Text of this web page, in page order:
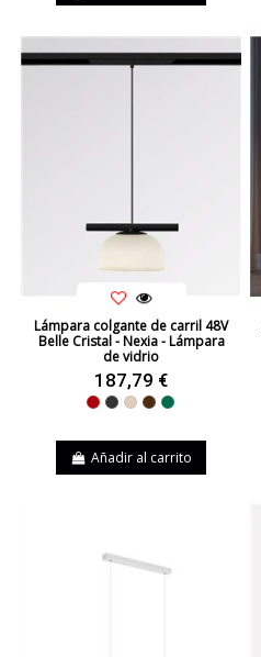
Lámpara colgante de carril 48V
Belle Cristal - Nexia - Lámpara
de vidrio
187,79 €
RojoNegro
BeigeMarrón
Verde
Añadir al carrito